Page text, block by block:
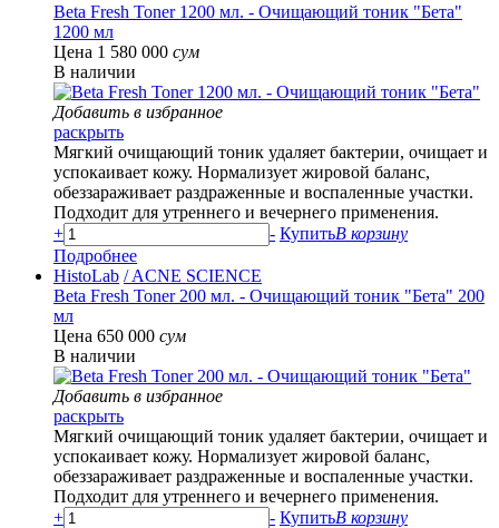
Beta Fresh Toner 1200 мл. - Очищающий тоник "Бета"
1200 мл
Цена 1 580 000 сум
В наличии
Добавить в избранное
раскрыть
Мягкий очищающий тоник удаляет бактерии, очищает и
успокаивает кожу. Нормализует жировой баланс,
обеззараживает раздраженные и воспаленные участки.
Подходит для утреннего и вечернего применения.
+
- КупитьВ корзину
Подробнее
HistoLab / ACNE SCIENCE
Beta Fresh Toner 200 мл. - Очищающий тоник "Бета" 200
мл
Цена 650 000 сум
В наличии
Добавить в избранное
раскрыть
Мягкий очищающий тоник удаляет бактерии, очищает и
успокаивает кожу. Нормализует жировой баланс,
обеззараживает раздраженные и воспаленные участки.
Подходит для утреннего и вечернего применения.
+
- КупитьВ корзину